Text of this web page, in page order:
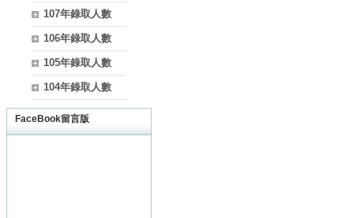
107年錄取人數
106年錄取人數
105年錄取人數
104年錄取人數
FaceBook留言版